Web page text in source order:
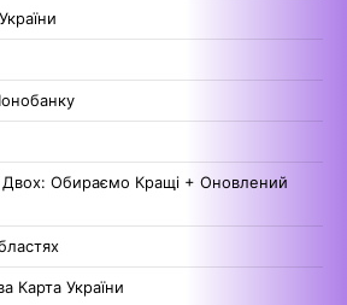
Двох: Обираємо Кращі + Оновлений
Карта України